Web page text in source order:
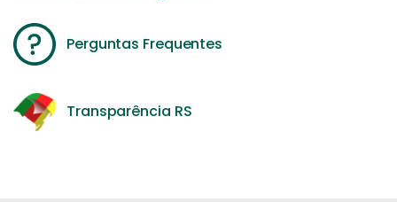
Perguntas Frequentes
Transparência RS